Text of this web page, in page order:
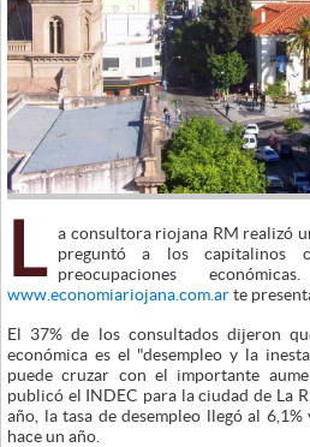
L
a consultora riojana RM realizó
preguntó a los capitalinos
preocupaciones
www.economiariojana.com.arte
El 37% de los consultados dijeron
económica es el "desempleo y la
puede cruzar con el importante
publicó el INDEC para la ciudad de La
año, la tasa de desempleo llegó al
hace un año.